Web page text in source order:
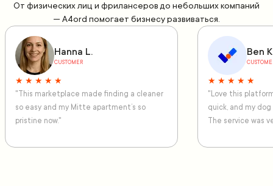
От физических лиц и фрилансеров до небольших компаний
— A4ord помогает бизнесу развиваться.
Hanna L.
CUSTOMER
★ ★ ★ ★ ★
"This marketplace made finding a cleaner
so easy and my Mitte apartment’s so
pristine now."
Ben
★ ★ ★ ★ ★
"Love this
quick, and my
The service was